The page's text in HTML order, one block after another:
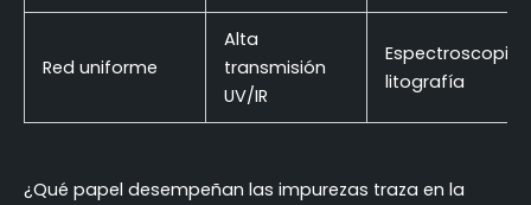
Red uniforme
Alta
transmisión
UV/IR
Espectroscopia,
litografía
¿Qué papel desempeñan las impurezas traza en la